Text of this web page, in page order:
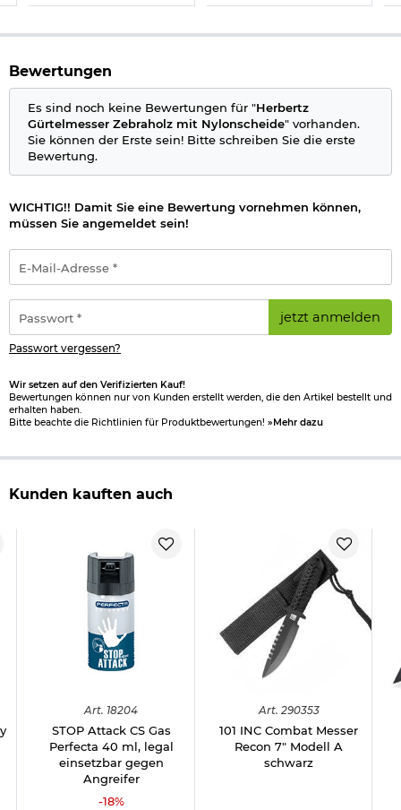
nicht vorliegt. (bitte den Link:"Altersnachweis"für genaue
Bewertungen
Es sind noch keine Bewertungen für "Herbertz
Gürtelmesser Zebraholz mit Nylonscheide" vorhanden.
Sie können der Erste sein! Bitte schreiben Sie die erste
Bewertung.
WICHTIG!! Damit Sie eine Bewertung vornehmen können,
müssen Sie angemeldet sein!
Mail-
Adresse
*
jetzt anmelden
Passwort vergessen?
Wir setzen auf den Verifizierten Kauf!
Bewertungen können nur von Kunden erstellt werden, die den Artikel bestellt und
erhalten haben.
Bitte beachte die Richtlinien für Produktbewertungen! »Mehr dazu
Kunden kauften auch
Art. 18204
STOP Attack CS Gas
Perfecta 40 ml, legal
einsetzbar gegen
Angreifer
-18%
Art. 290353
101 INC Combat Messer
Recon 7" Modell A
schwarz